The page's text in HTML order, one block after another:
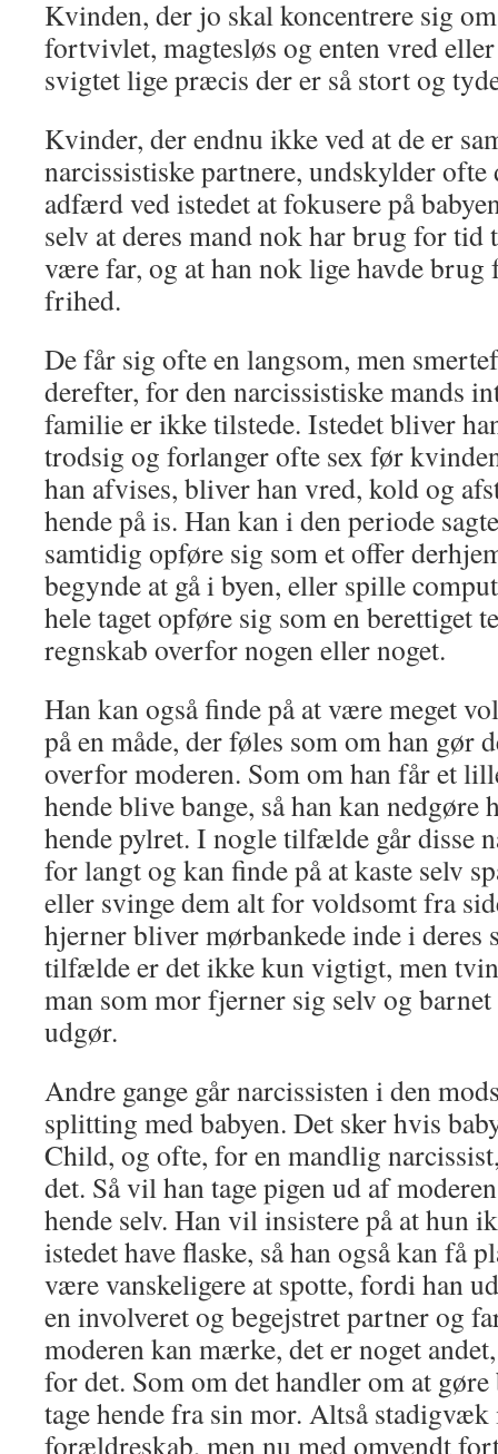
Kvinden, der jo skal koncentrere sig
fortvivlet, magtesløs og enten vred
svigtet lige præcis der er så stort og
Kvinder, der endnu ikke ved at de er
narcissistiske partnere, undskylder
adfærd ved istedet at fokusere på
selv at deres mand nok har brug for
være far, og at han nok lige havde brug
frihed.
De får sig ofte en langsom, men
derefter, for den narcissistiske mands
familie er ikke tilstede. Istedet bliver
trodsig og forlanger ofte sex før
han afvises, bliver han vred, kold og
hende på is. Han kan i den periode
samtidig opføre sig som et offer
begynde at gå i byen, eller spille
hele taget opføre sig som en berettiget
regnskab overfor nogen eller noget.
Han kan også finde på at være meget
på en måde, der føles som om han gør
overfor moderen. Som om han får et
hende blive bange, så han kan nedgøre
hende pylret. I nogle tilfælde går disse
for langt og kan finde på at kaste selv
eller svinge dem alt for voldsomt fra
hjerner bliver mørbankede inde i deres
tilfælde er det ikke kun vigtigt, men
man som mor fjerner sig selv og
udgør.
Andre gange går narcissisten i den
splitting med babyen. Det sker hvis
Child, og ofte, for en mandlig
det. Så vil han tage pigen ud af
hende selv. Han vil insistere på at hun
istedet have flaske, så han også kan få
være vanskeligere at spotte, fordi han
en involveret og begejstret partner og
moderen kan mærke, det er noget
for det. Som om det handler om at
tage hende fra sin mor. Altså
forældreskab, men nu med omvendt